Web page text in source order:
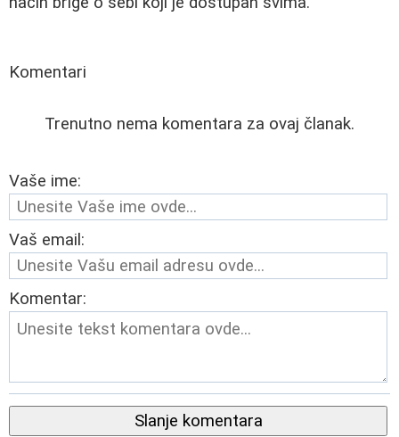
Komentari
Trenutno nema komentara za ovaj članak.
Vaše ime:
Vaš email:
Komentar:
Slanje komentara